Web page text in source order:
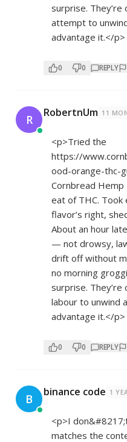
surprise.
attempt to
advantage it.</p>
0 0 REPLY
R RobertnUm 11
<p>Tried the
https://
ood-orange-thc-
Cornbread
eat of THC. Took
flavor’s right,
About an hour
— not drowsy,
drift off without
no morning
surprise.
labour to unwind
advantage it.</p>
0 0 REPLY
B binance code 1
<p>I
matches the